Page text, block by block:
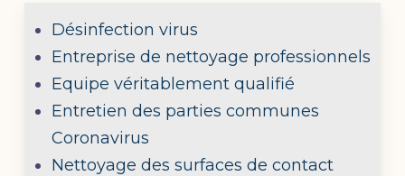
Désinfection virus
Entreprise de nettoyage professionnels
Equipe véritablement qualifié
Entretien des parties communes
Coronavirus
Nettoyage des surfaces de contact